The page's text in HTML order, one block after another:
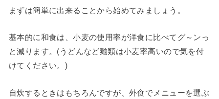
まずは簡単に出来ることから始めてみましょう。
基本的に和食は、小麦の使用率が洋食に比べてグ～ンっ
と減ります。(うどんなど麺類は小麦率高いので気を付
けてください。)
自炊するときはもちろんですが、外食でメニューを選ぶ